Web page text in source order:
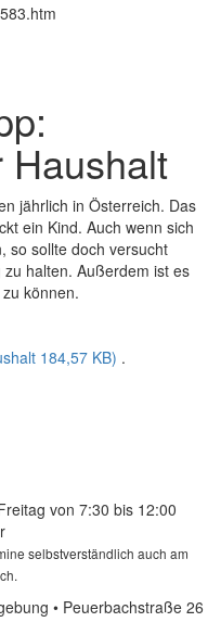
Haushalt
jährlich in Österreich. Das
ein Kind. Auch wenn sich
so sollte doch versucht
halten. Außerdem ist es
können.
184,57 KB) .
von 7:30 bis 12:00
selbstverständlich auch am
• Peuerbachstraße 26